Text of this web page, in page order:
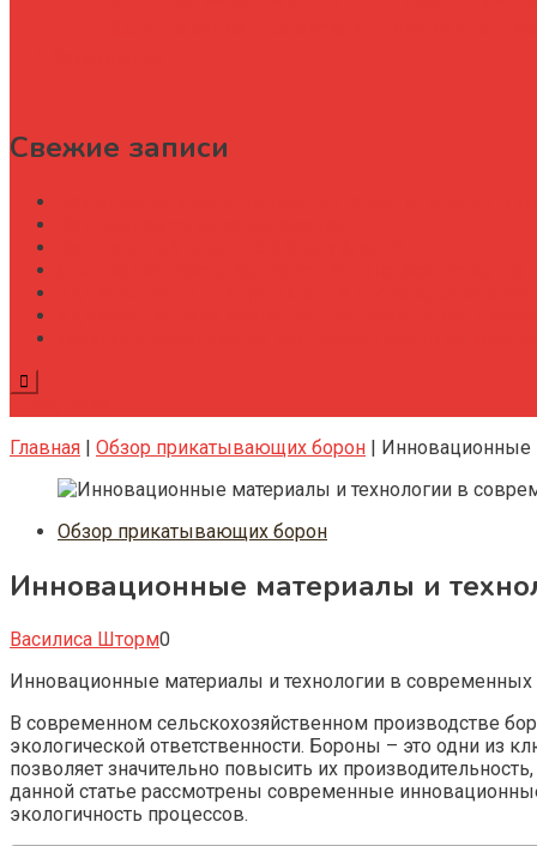
Свежие записи
Главная | Обзор прикатывающих борон | Инновационные
Обзор прикатывающих борон
Инновационные материалы и
Василиса Шторм0
Инновационные материалы и технологии в современных
В современном сельскохозяйственном производстве
экологической ответственности. Бороны – это одни из
позволяет значительно повысить их
данной статье рассмотрены современные
экологичность процессов.